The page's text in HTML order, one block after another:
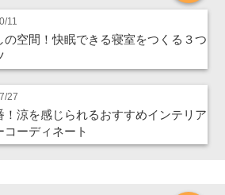
11
の空間！快眠できる寝室をつくる３つ
27
！涼を感じられるおすすめインテリア
コーディネート